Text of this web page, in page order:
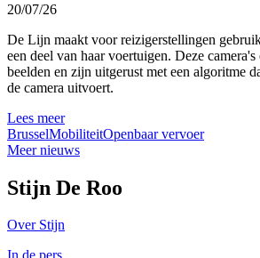
20/07/26
De Lijn maakt voor reizigerstellingen
een deel van haar voertuigen. Deze
beelden en zijn uitgerust met een algoritme
de camera uitvoert.
Lees meer
BrusselMobiliteitOpenbaar vervoer
Meer nieuws
Stijn De Roo
Over Stijn